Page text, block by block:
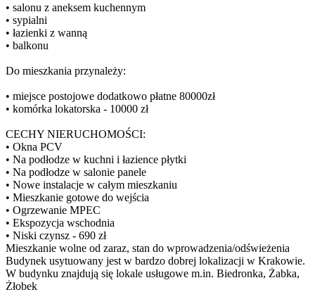
• salonu z aneksem kuchennym
• sypialni
• łazienki z wanną
• balkonu
Do mieszkania przynależy:
• miejsce postojowe dodatkowo płatne 80000zł
• komórka lokatorska - 10000 zł
CECHY NIERUCHOMOŚCI:
• Okna PCV
• Na podłodze w kuchni i łazience płytki
• Na podłodze w salonie panele
• Nowe instalacje w całym mieszkaniu
• Mieszkanie gotowe do wejścia
• Ogrzewanie MPEC
• Ekspozycja wschodnia
• Niski czynsz - 690 zł
Mieszkanie wolne od zaraz, stan do wprowadzenia/odświeżenia
Budynek usytuowany jest w bardzo dobrej lokalizacji w Krakowie.
W budynku znajdują się lokale usługowe m.in. Biedronka, Żabka,
Żłobek